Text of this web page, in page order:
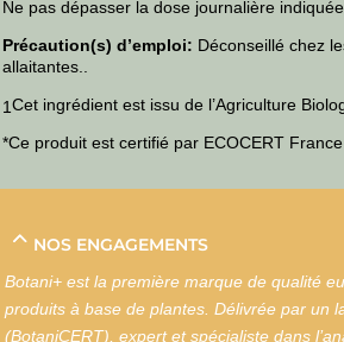
Ne pas dépasser la dose journalière indiquée.
Précaution(s) d’emploi: Déconseillé chez
allaitantes..
1Cet ingrédient est issu de l’Agriculture
*Ce produit est certifié par ECOCERT
NOS ENGAGEMENTS
Botani+ est la première marque de qualité
produits à base de plantes. Délivrée par un
(BotaniCERT), expert et spécialiste dans